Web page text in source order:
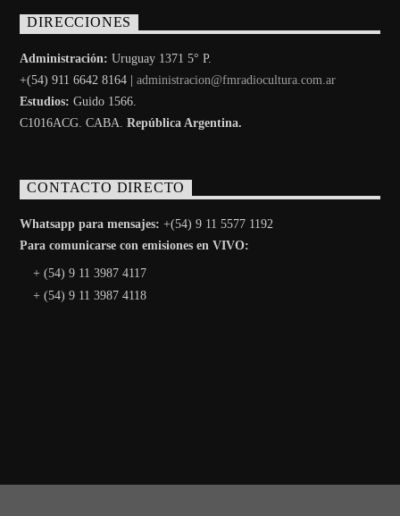
DIRECCIONES
Administración: Uruguay 1371 5° P.
+(54) 911 6642 8164 |administracion@fmradiocultura.com.ar
Estudios: Guido 1566.
C1016ACG . CABA.República Argentina.
CONTACTO DIRECTO
Whatsapp para mensajes: +(54) 9 11 5577 1192
Para comunicarse con emisiones en VIVO:
+ (54) 9 11 3987 4117
+ (54) 9 11 3987 4118